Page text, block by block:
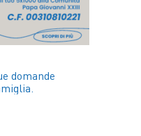
domande